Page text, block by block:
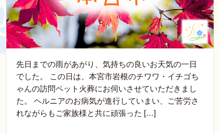
先日までの雨があがり、気持ちの良いお天気の一日
でした。 この日は、本宮市岩根のチワワ・イチゴち
ゃんの訪問ペット火葬にお伺いさせていただきまし
た。 ヘルニアのお病気が進行していまい、ご苦労さ
れながらもご家族様と共に頑張った […]